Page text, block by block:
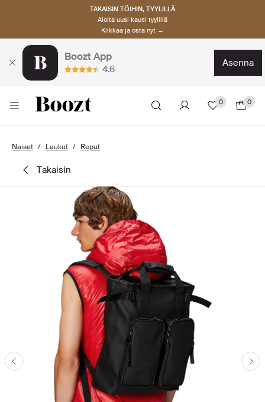
TAKAISIN TÖIHIN, TYYLILLÄ
Aloita uusi kausi tyylillä
Klikkaa ja osta nyt →
Boozt App
4.6
asenna
0 0
Naiset Laukut Reput
takaisin